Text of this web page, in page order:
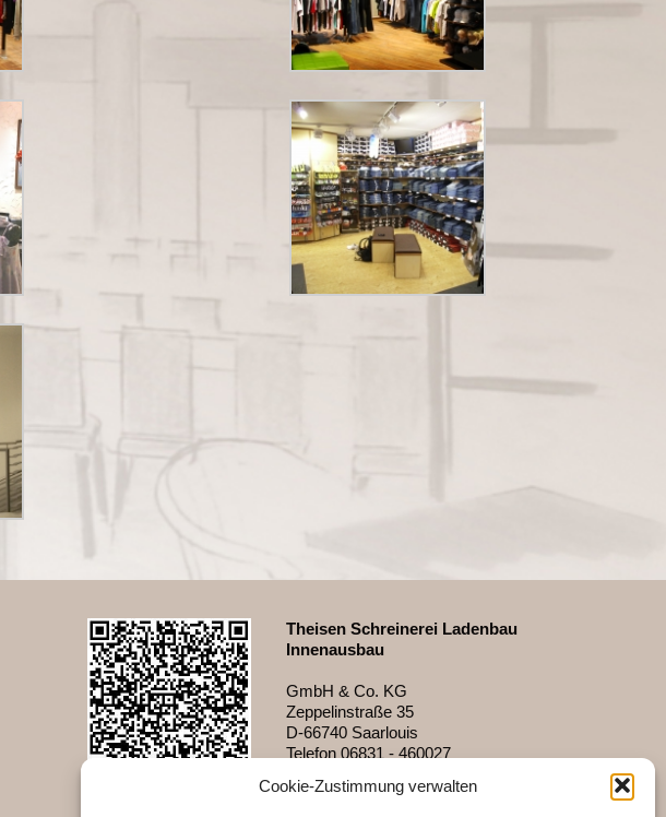
Cookie-Zustimmung verwalten
Theisen Schreinerei Ladenbau
Innenausbau
GmbH & Co. KG
Zeppelinstraße 35
D-66740 Saarlouis
Telefon 06831 - 460027
info@theisen-shopdesign.de